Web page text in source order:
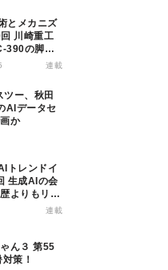
川崎重工
390の脚は
装置は複雑
連載
AIデータセ
か
生成AIの会
よりもリス
情報漏洩対
連載
ん３ 第55
策！